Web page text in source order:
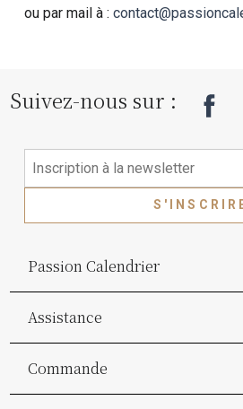
ou par mail à :
Suivez-nous sur :
Passion Calendrier
Assistance
Commande